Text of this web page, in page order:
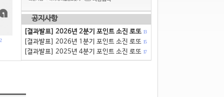
2
공지사항
[결과발표] 2026년 2분기 포인트 소진 로또 13
[결과발표] 2026년 1분기 포인트 소진 로또 15
[결과발표] 2025년 4분기 포인트 소진 로또 17